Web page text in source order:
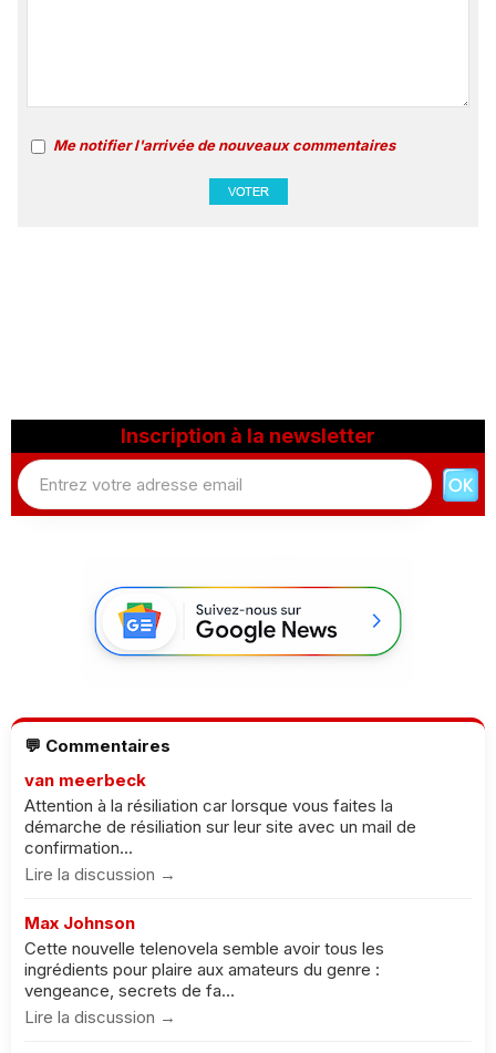
Me notifier l'arrivée de nouveaux commentaires
Inscription à la newsletter
💬 Commentaires
van meerbeck
Attention à la résiliation car lorsque vous faites la
démarche de résiliation sur leur site avec un mail de
confirmation...
Lire la discussion →
Max Johnson
Cette nouvelle telenovela semble avoir tous les
ingrédients pour plaire aux amateurs du genre :
vengeance, secrets de fa...
Lire la discussion →